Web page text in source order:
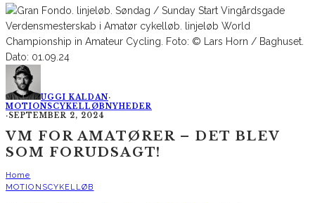
UGGI KALDAN·
MOTIONSCYKELLØBNYHEDER
·SEPTEMBER 2, 2024
VM FOR AMATØRER – DET BLEV
SOM FORUDSAGT!
Home
MOTIONSCYKELLØB